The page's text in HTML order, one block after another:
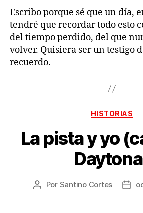
Escribo porque sé que un día,
tendré que recordar todo esto
del tiempo perdido, del que
volver. Quisiera ser un testigo
recuerdo.
HISTORIAS
La pista y yo
Autor
Por Santino Cortes